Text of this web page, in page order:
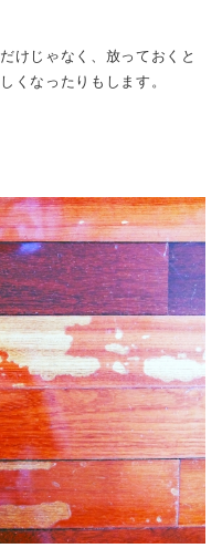
けじゃなく、放っておくと
くなったりもします。